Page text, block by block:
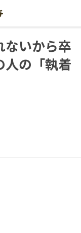
ないから卒
人の「執着